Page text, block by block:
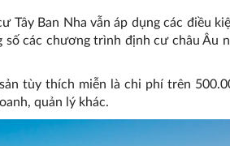
Tây Ban Nha vẫn áp dụng các điều
các chương trình định cư châu Âu
tùy thích miễn là chi phí trên
quản lý khác.